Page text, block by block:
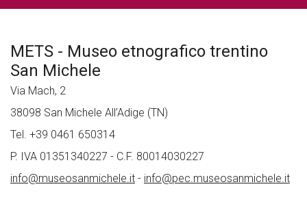
METS - Museo etnografico trentino
San Michele
Via Mach, 2
38098 San Michele All’Adige (TN)
Tel. +39 0461 650314
P. IVA 01351340227 - C.F. 80014030227
info@museosanmichele.it - info@pec.museosanmichele.it